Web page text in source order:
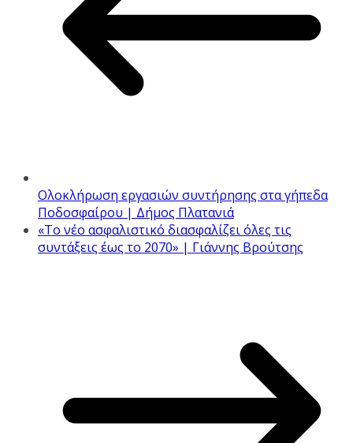
Ολοκλήρωση εργασιών συντήρησης στα γήπεδα
Ποδοσφαίρου | Δήμος Πλατανιά
«Το νέο ασφαλιστικό διασφαλίζει όλες τις
συντάξεις έως το 2070» | Γιάννης Βρούτσης